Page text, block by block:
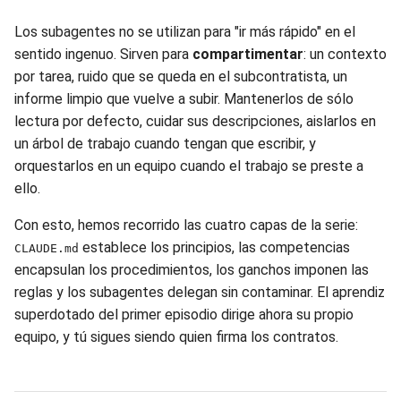
Los subagentes no se utilizan para "ir más rápido" en el
sentido ingenuo. Sirven para compartimentar: un contexto
por tarea, ruido que se queda en el subcontratista, un
informe limpio que vuelve a subir. Mantenerlos de sólo
lectura por defecto, cuidar sus descripciones, aislarlos en
un árbol de trabajo cuando tengan que escribir, y
orquestarlos en un equipo cuando el trabajo se preste a
ello.
Con esto, hemos recorrido las cuatro capas de la serie:
CLAUDE.md establece los principios, las competencias
encapsulan los procedimientos, los ganchos imponen las
reglas y los subagentes delegan sin contaminar. El aprendiz
superdotado del primer episodio dirige ahora su propio
equipo, y tú sigues siendo quien firma los contratos.